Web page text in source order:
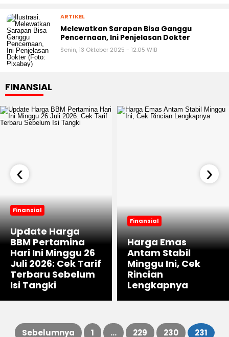
Melewatkan Sarapan Bisa Ganggu
Pencernaan, Ini Penjelasan Dokter
Senin, 13 Oktober 2025 - 12:05 WIB
Finansial
Update Harga
BBM Pertamina
Hari Ini Minggu 26
Juli 2026: Cek Tarif
Terbaru Sebelum
Isi Tangki
Finansial
Harga Emas
Antam Stabil
Minggu Ini, Cek
Rincian
Lengkapnya
‹ ›
Paginasi